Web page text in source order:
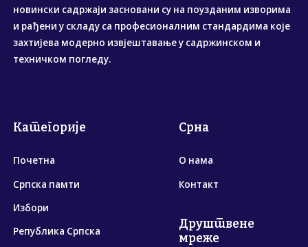
новински садржаји засновани су на поузданим изворима
и рађени у складу са професионалним стандардима које
захтијева модерно извјештавање у садржинском и
техничком погледу.
Категорије
Почетна
Српска памти
Избори
Република Српска
Срна
О нама
Контакт
Друштвене
мреже